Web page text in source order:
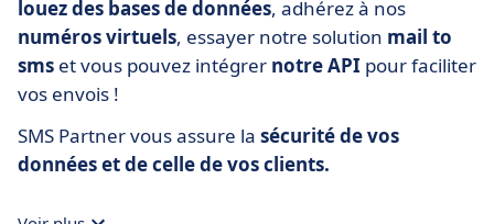
louez des bases de données, adhérez à nos
numéros virtuels, essayer notre solution mail to
sms et vous pouvez intégrer notre API pour faciliter
vos envois !
SMS Partner vous assure la sécurité de vos
données et de celle de vos clients.